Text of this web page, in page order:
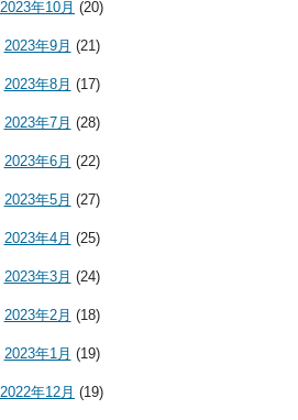
2023年10月 (20)
2023年9月 (21)
2023年8月 (17)
2023年7月 (28)
2023年6月 (22)
2023年5月 (27)
2023年4月 (25)
2023年3月 (24)
2023年2月 (18)
2023年1月 (19)
2022年12月 (19)